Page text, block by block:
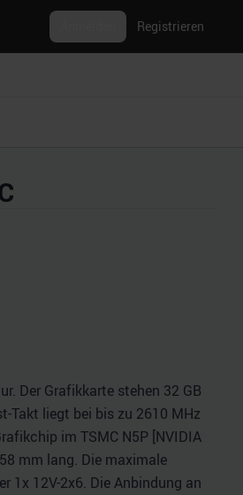
Registrieren
Der Grafikkarte stehen 32 GB
Takt liegt bei bis zu 2610 MHz
im TSMC N5P [NVIDIA
mm lang. Die maximale
1x 12V-2x6. Die Anbindung an